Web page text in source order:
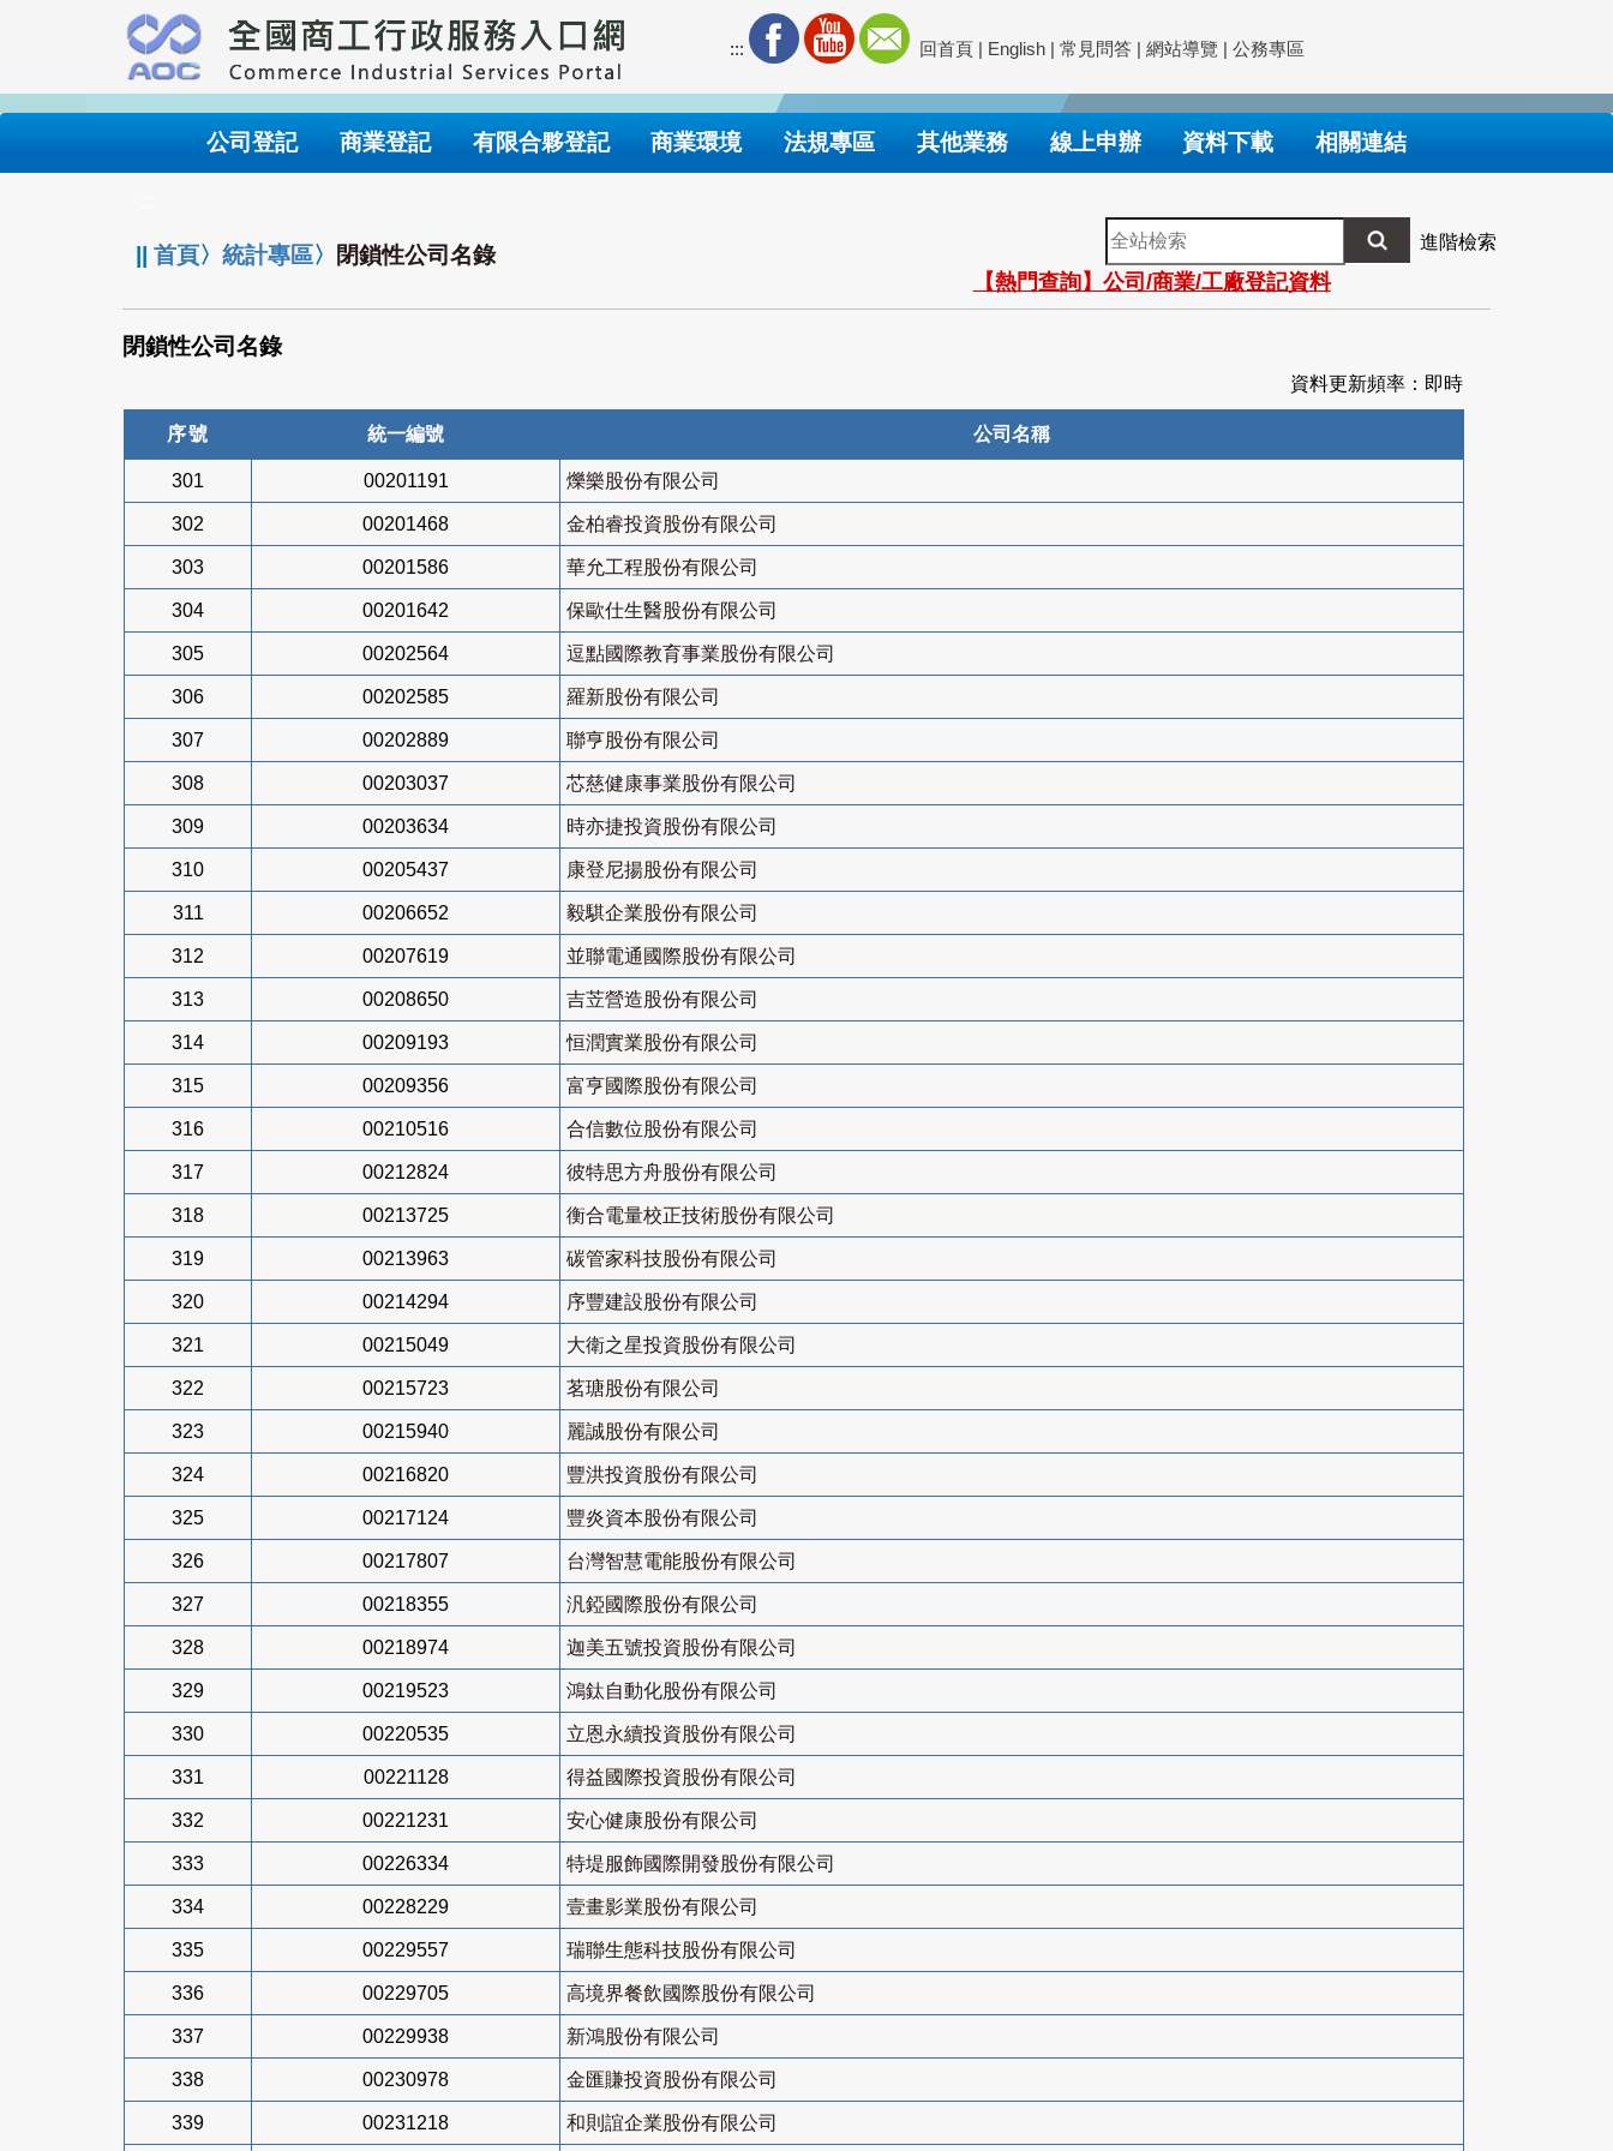
要
內
::: 回首頁 | English | 常見問答 | 網站導覽 | 公務專區
公司登記 商業登記 有限合夥登記 商業環境 法規專區 其他業務 線上申辦 資料下載 相關連結
||首頁〉統計專區〉 閉鎖性公司名錄
全
站
檢
索
進階檢索
【熱門查詢】公司/商業/工廠登記資料
閉鎖性公司名錄
資料更新頻率：即時
序號 統一編號 公司名稱
301 00201191 爍樂股份有限公司
302 00201468 金柏睿投資股份有限公司
303 00201586 華允工程股份有限公司
304 00201642 保歐仕生醫股份有限公司
305 00202564 逗點國際教育事業股份有限公司
306 00202585 羅新股份有限公司
307 00202889 聯亨股份有限公司
308 00203037 芯慈健康事業股份有限公司
309 00203634 時亦捷投資股份有限公司
310 00205437 康登尼揚股份有限公司
311 00206652 毅騏企業股份有限公司
312 00207619 並聯電通國際股份有限公司
313 00208650 吉苙營造股份有限公司
314 00209193 恒潤實業股份有限公司
315 00209356 富亨國際股份有限公司
316 00210516 合信數位股份有限公司
317 00212824 彼特思方舟股份有限公司
318 00213725 衡合電量校正技術股份有限公司
319 00213963 碳管家科技股份有限公司
320 00214294 序豐建設股份有限公司
321 00215049 大衛之星投資股份有限公司
322 00215723 茗瑭股份有限公司
323 00215940 麗誠股份有限公司
324 00216820 豐洪投資股份有限公司
325 00217124 豐炎資本股份有限公司
326 00217807 台灣智慧電能股份有限公司
327 00218355 汎錏國際股份有限公司
328 00218974 迦美五號投資股份有限公司
329 00219523 鴻鈦自動化股份有限公司
330 00220535 立恩永續投資股份有限公司
331 00221128 得益國際投資股份有限公司
332 00221231 安心健康股份有限公司
333 00226334 特堤服飾國際開發股份有限公司
334 00228229 壹畫影業股份有限公司
335 00229557 瑞聯生態科技股份有限公司
336 00229705 高境界餐飲國際股份有限公司
337 00229938 新鴻股份有限公司
338 00230978 金匯賺投資股份有限公司
339 00231218 和則誼企業股份有限公司